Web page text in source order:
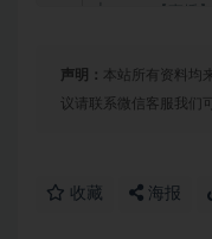
├──31.【直播
├──36.【直播
├──38.【直播
├──5.【直播】
声明： 本站所有资料均
议请联系微信客服我们
收藏 海报